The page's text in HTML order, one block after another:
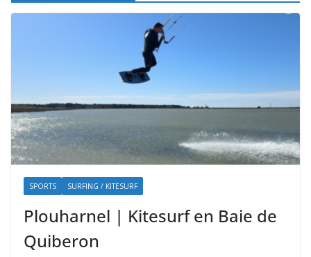
SPORTS SURFING / KITESURF
Plouharnel | Kitesurf en Baie de
Quiberon